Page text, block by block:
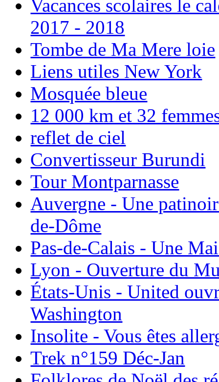
Vacances scolaires le
2017 - 2018
Tombe de Ma Mere loie
Liens utiles New York
Mosquée bleue
12 000 km et 32
reflet de ciel
Convertisseur Burundi
Tour Montparnasse
Auvergne - Une
de-Dôme
Pas-de-Calais - Une
Lyon - Ouverture du
États-Unis - United
Washington
Insolite - Vous êtes
Trek n°159 Déc-Jan